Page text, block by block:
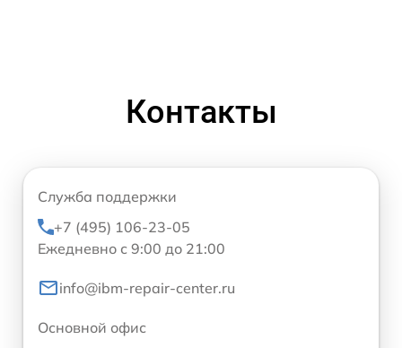
Контакты
Служба поддержки
+7 (495) 106-23-05
Ежедневно с 9:00 до 21:00
info@ibm-repair-center.ru
Основной офис